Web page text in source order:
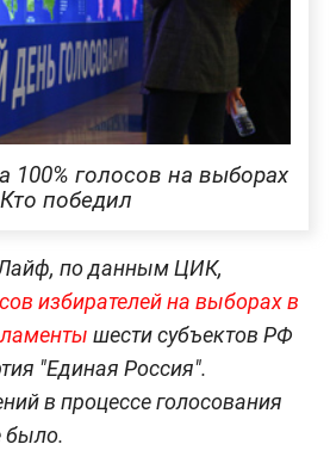
100% голосов на выборах
победил
по данным ЦИК,
избирателей на выборах в
шести субъектов РФ
"Единая Россия".
в процессе голосования
было.